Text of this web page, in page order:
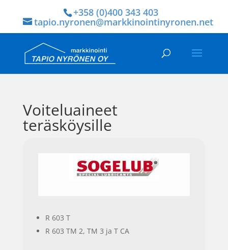
+358 (0)400 343 403
tapio.nyronen@markkinointinyronen.net
Voiteluaineet
teräsköysille
R 603 T
R 603 TM 2, TM 3 ja T CA